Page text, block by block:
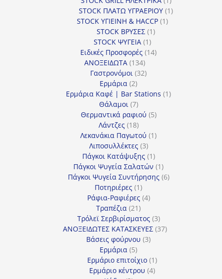
προϊόν
STOCK ΠΛΑΤΩ ΥΓΡΑΕΡΙΟΥ 11
STOCK ΥΓΙΕΙΝΗ & HACCP 11
STOCK ΒΡΥΣΕΣ 11
STOCK ΨΥΓΕΙΑ 11
προϊόν
Ειδικές Προσφορές 1414
ΑΝΟΞΕΙΔΩΤΑ 134134
προϊόντα
Γαστρονόμοι 3232
Ερμάρια 22
προϊόντα
Ερμάρια Καφέ | Bar Stations 11
Θάλαμοι 77
προϊόντα
Θερμαντικά ραφιού 55
Λάντζες 1818
προϊόντα
Λεκανάκια Παγωτού 11
Λιποσυλλέκτες 33
προϊόντα
Πάγκοι Κατάψυξης 11
προϊόν
Πάγκοι Ψυγεία Σαλατών 11
προϊόν
Πάγκοι Ψυγεία Συντήρησης 66
Ποτηριέρες 11
προϊόν
Ράφια-Ραφιέρες 44
Τραπέζια 2121
προϊόντα
Τρόλεϊ Σερβιρίσματος 33
προϊόντα
ΑΝΟΞΕΙΔΩΤΕΣ ΚΑΤΑΣΚΕΥΕΣ 3737
Βάσεις φούρνου 33
Ερμάρια 55
προϊόντα
Ερμάριο επιτοίχιο 11
προϊόν
Ερμάριο κέντρου 44